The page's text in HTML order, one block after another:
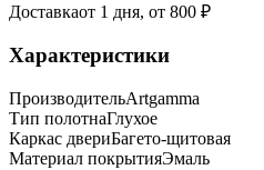
Доставкаот 1 дня, от 800 ₽
Характеристики
ПроизводительArtgamma
Тип полотнаГлухое
Каркас двериБагето-щитовая
Материал покрытияЭмаль